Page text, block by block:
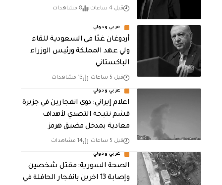
قبل 4 ساعات 8 مشاهدات
عربي ودولي
أردوغان غدًا في السعودية للقاء
ولي عهد المملكة ورئيس الوزراء
الباكستاني
قبل 5 ساعات 13 مشاهدات
عربي ودولي
اعلام إيراني: دوي انفجارين في جزيرة
قشم نتيجة التصدي لأهداف
معادية بمدخل مضيق هرمز
قبل 5 ساعات 14 مشاهدات
عربي ودولي
الصحة السورية: مقتل شخصين
وإصابة 13 اخرين بانفجار الحافلة في